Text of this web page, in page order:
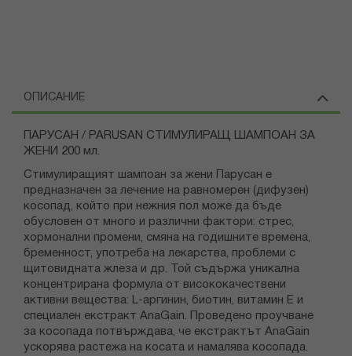
ОПИСАНИЕ
ПАРУСАН / PARUSAN СТИМУЛИРАЩ ШАМПОАН ЗА
ЖЕНИ 200 мл.
Стимулиращият шампоан за жени Парусан е
предназначен за лечение на равномерен (дифузен)
косопад, който при нежния пол може да бъде
обусловен от много и различни фактори: стрес,
хормонални промени, смяна на годишните времена,
бременност, употреба на лекарства, проблеми с
щитовидната жлеза и др. Той съдържа уникална
концентрирана формула от висококачествени
активни вещества: L-аргинин, биотин, витамин Е и
специален екстракт AnaGain. Проведено проучване
за косопада потвърждава, че екстрактът AnaGain
ускорява растежа на косата и намалява косопада.